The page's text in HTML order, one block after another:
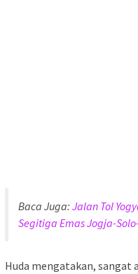
Baca Juga: Jalan Tol
Segitiga Emas Jogja-
Huda mengatakan, sangat